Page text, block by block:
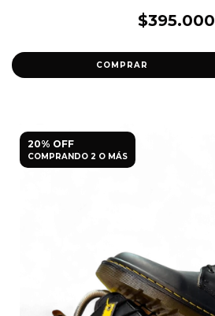
$395.000
COMPRAR
20% OFF
COMPRANDO 2 O MÁS